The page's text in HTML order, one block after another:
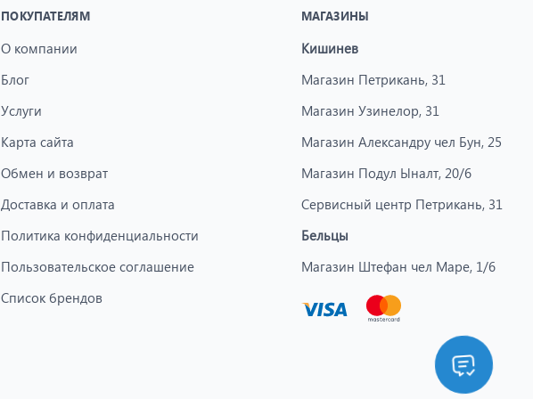
ПОКУПАТЕЛЯМ
О компании
Блог
Услуги
Карта сайта
Обмен и возврат
Доставка и оплата
Политика конфиденциальности
Пользовательское соглашение
Список брендов
МАГАЗИНЫ
Кишинев
Магазин Петрикань, 31
Магазин Узинелор, 31
Магазин Александру чел Бун, 25
Магазин Подул Ыналт, 20/6
Сервисный центр Петрикань, 31
Бельцы
Магазин Штефан чел Маре, 1/6